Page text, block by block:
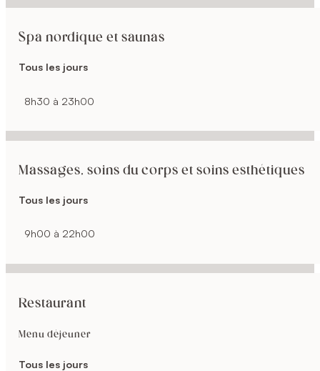
Spa nordique et saunas
Tous les jours
8h30 à 23h00
Massages, soins du corps et soins esthétiques
Tous les jours
9h00 à 22h00
Restaurant
Menu déjeuner
Tous les jours